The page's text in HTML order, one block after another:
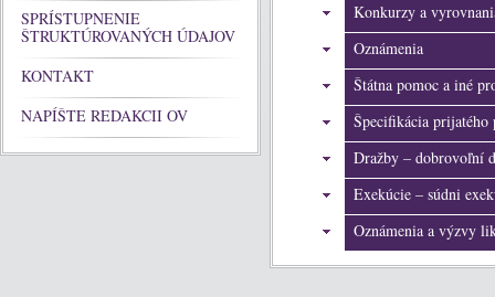
SPRÍSTUPNENIE
ŠTRUKTÚROVANÝCH ÚDAJOV
KONTAKT
NAPÍŠTE REDAKCII OV
Konkurzy a
Oznámenia
Štátna pomoc a iné
Špecifikácia prijatého
Dražby – dobrovoľní
Exekúcie – súdni
Oznámenia a výzvy